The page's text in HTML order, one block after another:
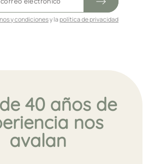
y condicionesy la política de privacidad
40 años de
nos
avalan